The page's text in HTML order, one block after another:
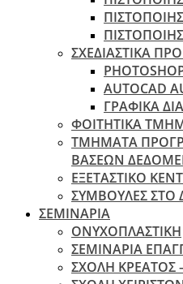
ΣΧΕΔΙΑΣΤΙΚΑ
AUTOCAD
ΓΡΑΦΙΚΑ
ΦΟΙΤΗΤΙΚΑ
ΤΜΗΜΑΤΑ
ΒΑΣΕΩΝ
ΕΞΕΤΑΣΤΙΚΟ
ΣΥΜΒΟΥΛΕΣ ΣΤΟ
ΣΕΜΙΝΑΡΙΑ
ΟΝΥΧΟΠΛΑΣΤΙΚΗ
ΣΕΜΙΝΑΡΙΑ
ΣΧΟΛΗ ΚΡΕΑΤΟΣ